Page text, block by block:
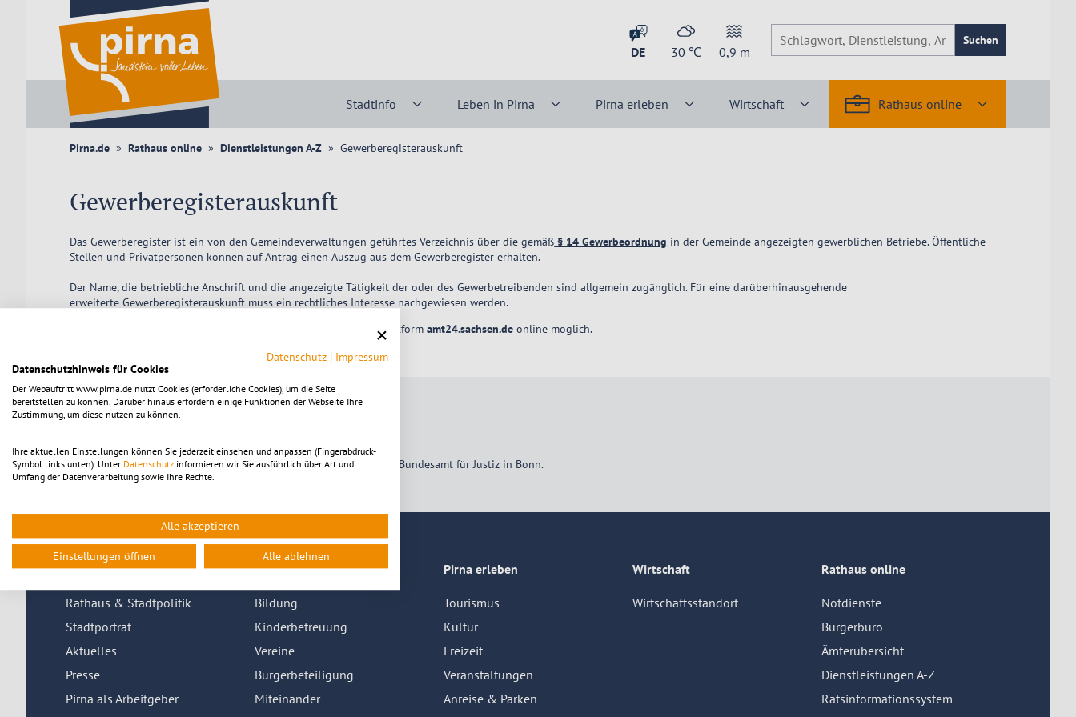
DE 30 ℃ 0,9 m
Suchen
Stadtinfo Leben in Pirna Pirna erleben Wirtschaft Rathaus online
Pirna.de Rathaus online Dienstleistungen A-Z Gewerberegisterauskunft
Gewerberegisterauskunft
Das Gewerberegister ist ein von den Gemeindeverwaltungen geführtes Verzeichnis über die gemäß § 14 Gewerbeordnung in der Gemeinde angezeigten gewerblichen Betriebe. Öffentliche
Stellen und Privatpersonen können auf Antrag einen Auszug aus dem Gewerberegister erhalten.
Der Name, die betriebliche Anschrift und die angezeigte Tätigkeit der oder des Gewerbetreibenden sind allgemein zugänglich. Für eine darüberhinausgehende
erweiterte Gewerberegisterauskunft muss ein rechtliches Interesse nachgewiesen werden.
ist über die Plattformamt24.sachsen.de online möglich.
Nicht zu verwechseln mit derGewerbezentralregisterauskunft vom Bundesamt für Justiz in Bonn.
Stadtinfo
Rathaus & Stadtpolitik
Stadtporträt
Aktuelles
Presse
Pirna als Arbeitgeber
Leben in Pirna
Bildung
Kinderbetreuung
Vereine
Bürgerbeteiligung
Miteinander
Pirna erleben
Tourismus
Kultur
Freizeit
Veranstaltungen
Anreise & Parken
Wirtschaft
Wirtschaftsstandort
Rathaus online
Notdienste
Bürgerbüro
Ämterübersicht
Dienstleistungen A-Z
Ratsinformationssystem
Datenschutz | Impressum
Datenschutzhinweis für Cookies
Der Webauftritt www.pirna.de nutzt Cookies (erforderliche Cookies), um die Seite
bereitstellen zu können. Darüber hinaus erfordern einige Funktionen der Webseite Ihre
Zustimmung, um diese nutzen zu können.
Ihre aktuellen Einstellungen können Sie jederzeit einsehen und anpassen (Fingerabdruck-
Symbol links unten). Unter Datenschutz informieren wir Sie ausführlich über Art und
Umfang der Datenverarbeitung sowie Ihre Rechte.
Alle akzeptieren
Einstellungen öffnen Alle ablehnen